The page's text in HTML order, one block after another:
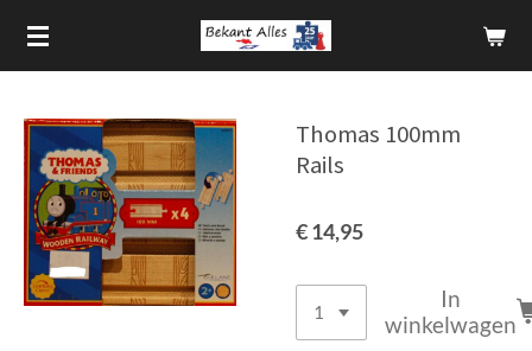
Ga
direct
hoofdinhoud
Thomas 100mm
Rails
€ 14,95
In
winkelwagen